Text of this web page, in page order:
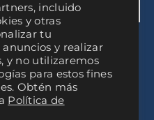
incluido
y otras
tu
y realizar
y no utilizaremos
para estos fines
Obtén más
Política de
ENTREGAR